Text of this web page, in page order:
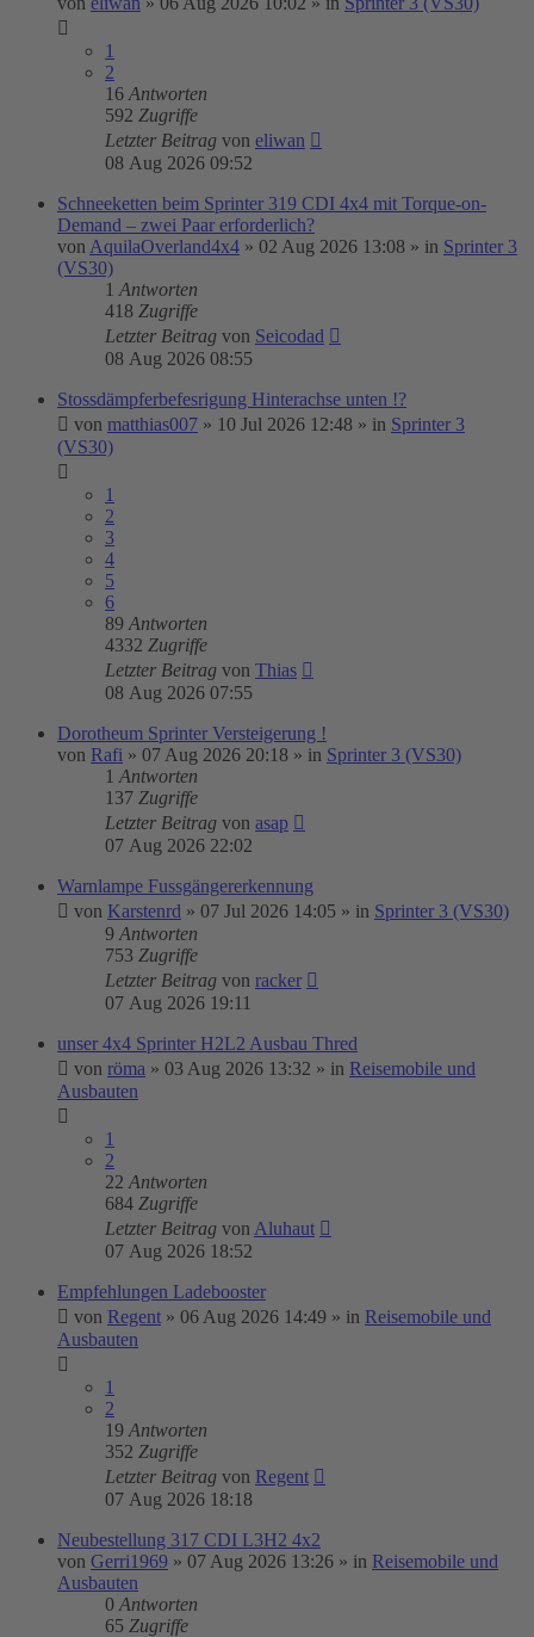
1
2
16 Antworten
592 Zugriffe
Letzter Beitrag von eliwan
08 Aug 2026 09:52
Schneeketten beim Sprinter 319 CDI 4x4 mit Torque-on-
Demand – zwei Paar erforderlich?
von AquilaOverland4x4 » 02 Aug 2026 13:08 » in Sprinter 3
(VS30)
1 Antworten
418 Zugriffe
Letzter Beitrag von Seicodad
08 Aug 2026 08:55
Stossdämpferbefesrigung Hinterachse unten !?
von matthias007 » 10 Jul 2026 12:48 » in Sprinter 3
(VS30)
1
2
3
4
5
6
89 Antworten
4332 Zugriffe
Letzter Beitrag von Thias
08 Aug 2026 07:55
Dorotheum Sprinter Versteigerung !
von Rafi » 07 Aug 2026 20:18 » in Sprinter 3 (VS30)
1 Antworten
137 Zugriffe
Letzter Beitrag von asap
07 Aug 2026 22:02
Warnlampe Fussgängererkennung
von Karstenrd » 07 Jul 2026 14:05 » in Sprinter 3 (VS30)
9 Antworten
753 Zugriffe
Letzter Beitrag von racker
07 Aug 2026 19:11
unser 4x4 Sprinter H2L2 Ausbau Thred
von röma » 03 Aug 2026 13:32 » in Reisemobile und
Ausbauten
1
2
22 Antworten
684 Zugriffe
Letzter Beitrag von Aluhaut
07 Aug 2026 18:52
Empfehlungen Ladebooster
von Regent » 06 Aug 2026 14:49 » in Reisemobile und
Ausbauten
1
2
19 Antworten
352 Zugriffe
Letzter Beitrag von Regent
07 Aug 2026 18:18
Neubestellung 317 CDI L3H2 4x2
von Gerri1969 » 07 Aug 2026 13:26 » in Reisemobile und
Ausbauten
0 Antworten
65 Zugriffe